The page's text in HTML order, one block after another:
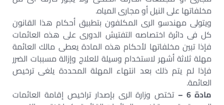
مخلفاتها على النيل أو مجارى المياه.
ويتولى مهندسو الرى المكلفون بتطبيق أحكام هذا القانون
كل فى دائرة اختصاصه التفتيش الدورى على هذه العائمات
فإذا تبين مخلفاتها لأحكام هذه المادة يعطى مالك العائمة
مهلة ثلاثة أشهر لاستخدام وسيلة للعلاج وإزالة مسببات الضرر
فإذا لم يتم ذلك بعد انتهاء المهلة المحددة يلغى ترخيص
العائمة.
مادة 6 –
تختص وزارة الرى بإصدار تراخيص إقامة العائمات